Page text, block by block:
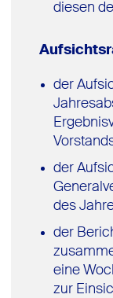
diesen
der
der
des
der
eine
zur